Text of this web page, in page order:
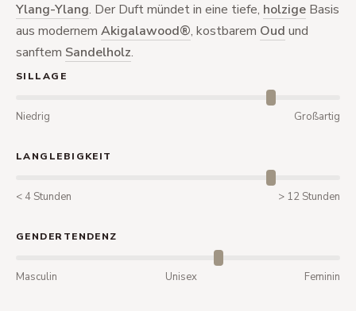
Ylang-Ylang. Der Duft mündet in eine tiefe, holzige Basis
aus modernem Akigalawood®, kostbarem Oud und
sanftem Sandelholz.
SILLAGE
Niedrig Großartig
LANGLEBIGKEIT
< 4 Stunden > 12 Stunden
GENDERTENDENZ
Masculin Unisex Feminin